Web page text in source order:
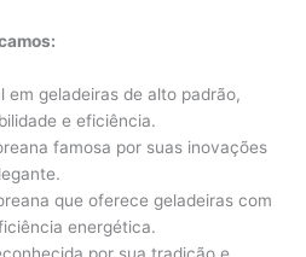
em geladeiras de alto padrão,
e eficiência.
famosa por suas inovações
que oferece geladeiras com
energética.